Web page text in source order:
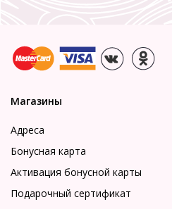
Магазины
Адреса
Бонусная карта
Активация бонусной карты
Подарочный сертификат